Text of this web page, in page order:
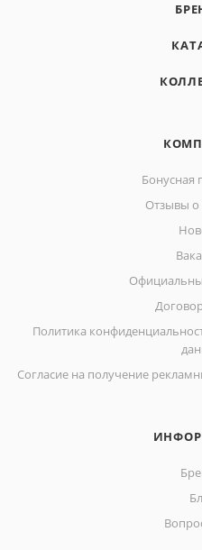
Бонусная
Отзывы
Политика
Согласие на получение